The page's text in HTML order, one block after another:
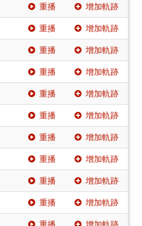
重播 增加軌跡
重播 增加軌跡
重播 增加軌跡
重播 增加軌跡
重播 增加軌跡
重播 增加軌跡
重播 增加軌跡
重播 增加軌跡
重播 增加軌跡
重播 增加軌跡
重播 增加軌跡